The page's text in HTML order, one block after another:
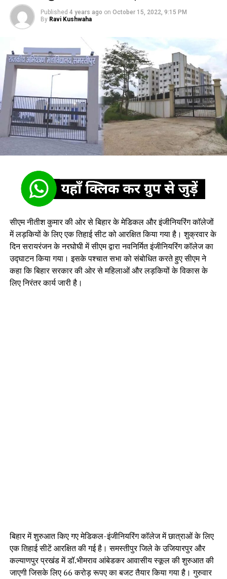
Published 4 years ago on October 15, 2022, 9:15 PM
By Ravi Kushwaha
सीएम नीतीश कुमार की ओर से बिहार के मेडिकल और इंजीनियरिंग कॉलेजों
में लड़कियों के लिए एक तिहाई सीट को आरक्षित किया गया है। शुक्रवार के
दिन सरायरंजन के नरघोघी में सीएम द्वारा नवनिर्मित इंजीनियरिंग कॉलेज का
उद्घाटन किया गया। इसके पश्चात सभा को संबोधित करते हुए सीएम ने
कहा कि बिहार सरकार की ओर से महिलाओं और लड़कियों के विकास के
लिए निरंतर कार्य जारी है।
बिहार में शुरुआत किए गए मेडिकल-इंजीनियरिंग कॉलेज में छात्राओं के लिए
एक तिहाई सीटें आरक्षित की गई है। समस्तीपुर जिले के उजियारपुर और
कल्याणपुर प्रखंड में डॉ.भीमराव आंबेडकर आवासीय स्कूल की शुरुआत की
जाएगी जिसके लिए 66 करोड़ रूपए का बजट तैयार किया गया है। गुरुवार